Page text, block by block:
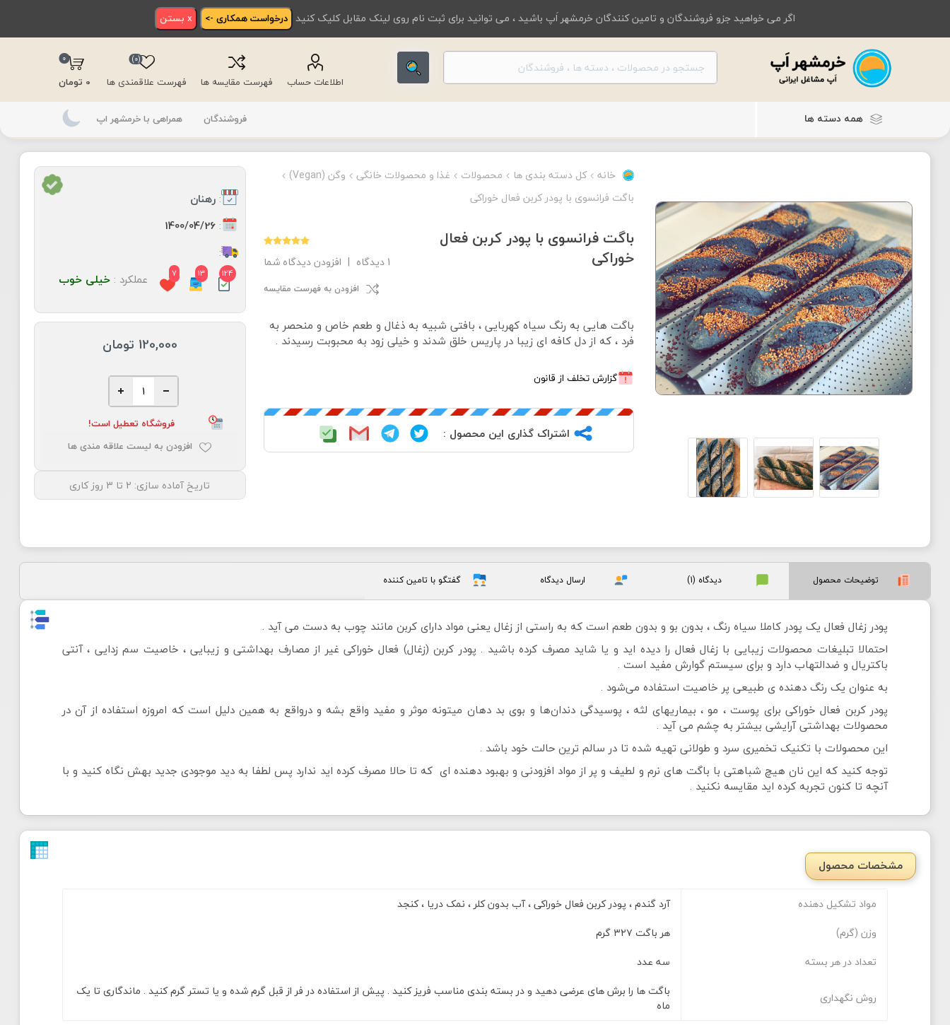
اگر می خواهید جزو فروشندگان و تامین کنندگان خرمشهر اَپ باشید ، می توانید برای ثبت نام روی لینک مقابل کلیک کنید درخواست همکاری -> x بستن
اطلاعات حساب فهرست مقایسه ها فهرست علاقمندی ها
(0)
0
0 تومان
همه دسته ها فروشندگان همراهی با خرمشهر اپ
خانه کل دسته بندی ها محصولات غذا و محصولات خانگی
وگن (Vegan)
باگت فرانسوی با پودر کربن فعال خوراکی
باگت فرانسوی با پودر کربن فعال
خوراکی
1 دیدگاه | افزودن دیدگاه شما
افزودن به فهرست مقایسه
باگت هایی به رنگ سیاه کهربایی ، بافتی شبیه به ذغال و طعم خاص و منحصر به
فرد ، که از دل کافه ای زیبا در پاریس خلق شدند و خیلی زود به محبوبت رسیدند .
گزارش تخلف از قانون
:رهنان
:
1400/04/26
:
124
13
7 عملکرد :خیلی خوب
اشتراک گذاری این محصول :
120,000 تومان
فروشگاه تعطیل است!
افزودن به لیست علاقه مندی ها
تاریخ آماده سازی: 2 تا 3 روز کاری
توضیحات محصول دیدگاه (1) ارسال دیدگاه گفتگو با تامین کننده
پودر زغال فعال یک پودر کاملا سیاه رنگ ، بدون بو و بدون طعم است که به راستی از زغال یعنی مواد دارای کربن مانند چوب به دست می آید .
احتمالا تبلیغات محصولات زیبایی با زغال فعال را دیده اید و یا شاید مصرف کرده باشید . پودر کربن (زغال) فعال خوراکی غیر از مصارف بهداشتی و زیبایی ، خاصیت سم زدایی ، آنتی
باکتریال و ضدالتهاب دارد و برای سیستم گوارش مفید است .
به عنوان یک رنگ دهنده ی طبیعی پر خاصیت استفاده می‌شود .
پودر کربن فعال خوراکی برای پوست ، مو ، بیماریهای لثه ، پوسیدگی دندان‌ها و بوی بد دهان میتونه موثر و مفید واقع بشه و درواقع به همین دلیل است که امروزه استفاده از آن در
محصولات بهداشتی آرایشی بیشتر به چشم می آید .
این محصولات با تکنیک تخمیری سرد و طولانی تهیه شده تا در سالم ترین حالت خود باشد .
توجه کنید که این نان هیچ شباهتی با باگت های نرم و لطیف و پر از مواد افزودنی و بهبود دهنده ای که تا حالا مصرف کرده اید ندارد پس لطفا به دید موجودی جدید بهش نگاه کنید و با
آنچه تا کنون تجربه کرده اید مقایسه نکنید .
مشخصات محصول
مواد تشکیل دهنده
آرد گندم ، پودر کربن فعال خوراکی ، آب بدون کلر ، نمک دریا ، کنجد
وزن (گرم)
هر باگت ۳۲۷ گرم
تعداد در هر بسته
سه عدد
روش نگهداری
باگت ها را برش های عرضی دهید و در بسته بندی مناسب فریز کنید . پیش از استفاده در فر از قبل گرم شده و یا تستر گرم کنید . ماندگاری تا یک
ماه